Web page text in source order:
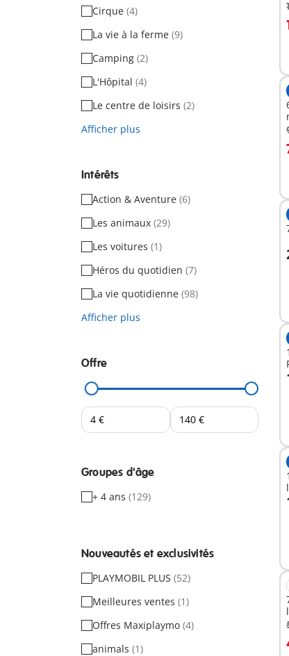
Cirque (4)
La vie à la ferme (9)
Camping (2)
L'Hôpital (4)
Le centre de loisirs (2)
Afficher plus
Intérêts
Action & Aventure (6)
Les animaux (29)
Les voitures (1)
Héros du quotidien (7)
La vie quotidienne (98)
Afficher plus
Offre
Groupes d'âge
+ 4 ans (129)
Nouveautés et exclusivités
PLAYMOBIL PLUS (52)
Meilleures ventes (1)
Offres Maxiplaymo (4)
animals (1)